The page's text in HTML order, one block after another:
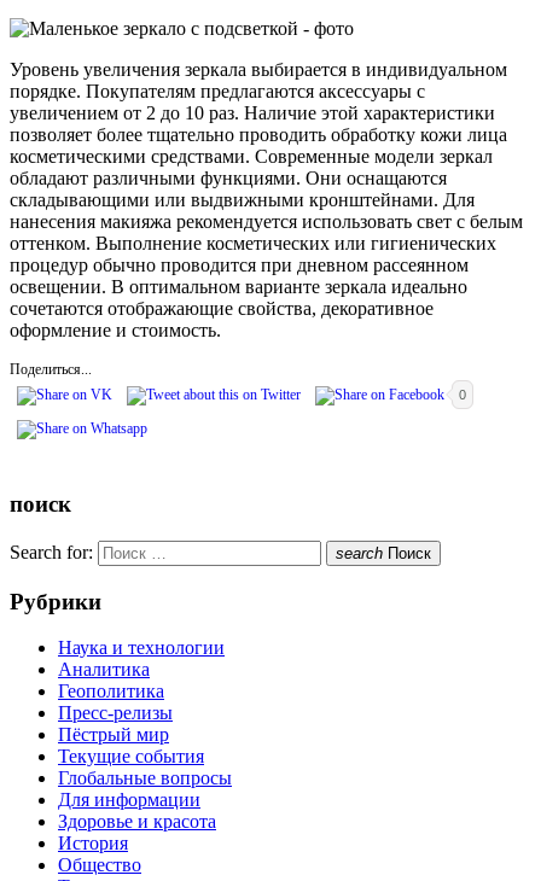
Уровень увеличения зеркала выбирается в индивидуальном
порядке. Покупателям предлагаются аксессуары с
увеличением от 2 до 10 раз. Наличие этой характеристики
позволяет более тщательно проводить обработку кожи лица
косметическими средствами. Современные модели зеркал
обладают различными функциями. Они оснащаются
складывающими или выдвижными кронштейнами. Для
нанесения макияжа рекомендуется использовать свет с белым
оттенком. Выполнение косметических или гигиенических
процедур обычно проводится при дневном рассеянном
освещении. В оптимальном варианте зеркала идеально
сочетаются отображающие свойства, декоративное
оформление и стоимость.
Поделиться...
0
поиск
Search for: search Поиск
Рубрики
Наука и технологии
Аналитика
Геополитика
Пресс-релизы
Пёстрый мир
Текущие события
Глобальные вопросы
Для информации
Здоровье и красота
История
Общество